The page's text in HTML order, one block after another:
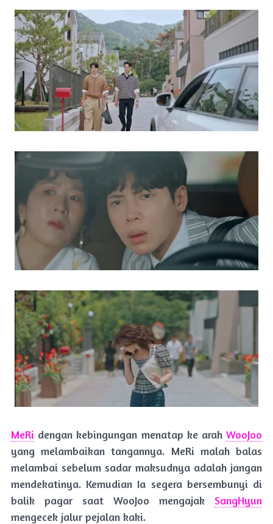
MeRi dengan kebingungan menatap ke arah WooJoo
yang melambaikan tangannya. MeRi malah balas
melambai sebelum sadar maksudnya adalah jangan
mendekatinya. Kemudian Ia segera bersembunyi di
balik pagar saat WooJoo mengajak SangHyun
mengecek jalur pejalan kaki.